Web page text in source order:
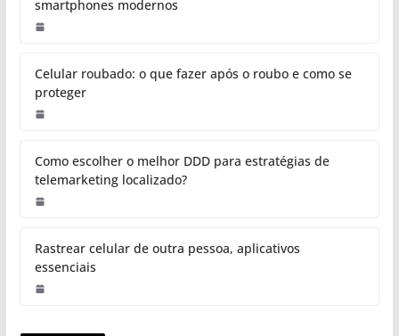
smartphones modernos
Celular roubado: o que fazer após o roubo e como se
proteger
Como escolher o melhor DDD para estratégias de
telemarketing localizado?
Rastrear celular de outra pessoa, aplicativos
essenciais